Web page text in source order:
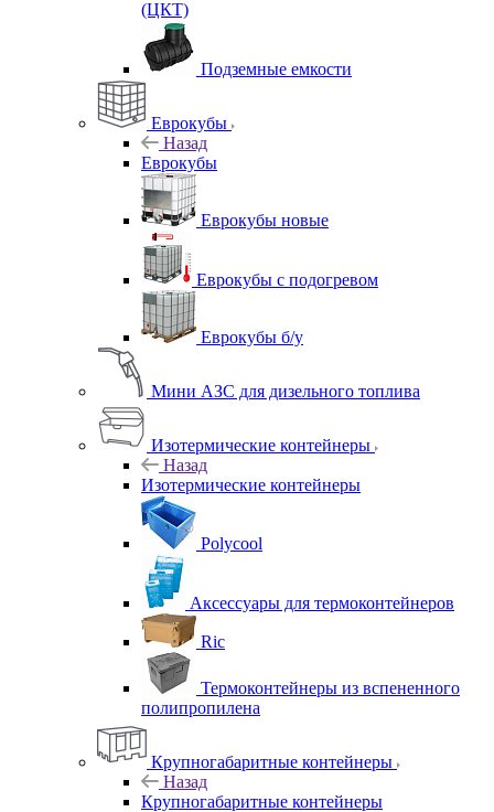
(ЦКТ)
Подземные емкости
Еврокубы
Назад
Еврокубы
Еврокубы новые
Еврокубы с подогревом
Еврокубы б/у
Мини АЗС для дизельного топлива
Изотермические контейнеры
Назад
Изотермические контейнеры
Polycool
Аксессуары для термоконтейнеров
Ric
Термоконтейнеры из вспененного
полипропилена
Крупногабаритные контейнеры
Назад
Крупногабаритные контейнеры